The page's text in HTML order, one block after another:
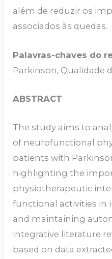
além de reduzir os
associados às quedas.
Palavras-chaves do
Parkinson, Qualidade
ABSTRACT
The study aims to
of neurofunctional
patients with
highlighting the
physiotherapeutic
functional activities in
and maintaining
integrative literature
based on data